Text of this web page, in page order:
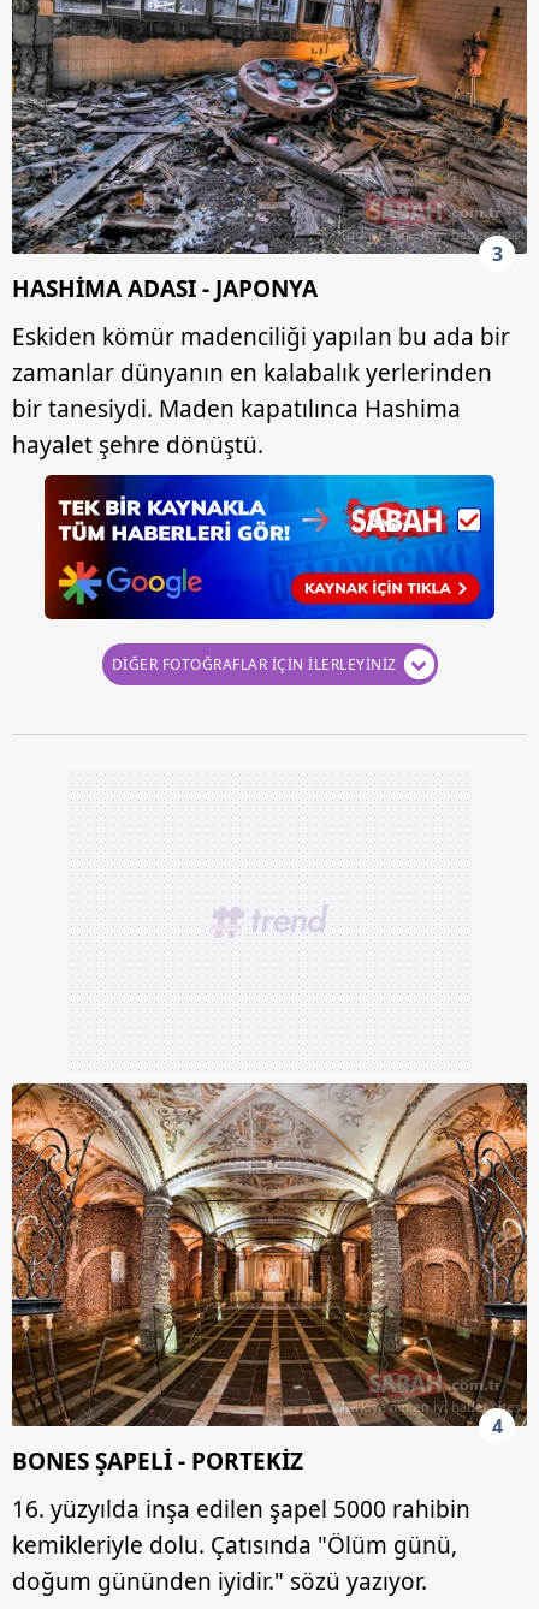
3
HASHİMA ADASI - JAPONYA
Eskiden kömür madenciliği yapılan bu ada bir
zamanlar dünyanın en kalabalık yerlerinden
bir tanesiydi. Maden kapatılınca Hashima
hayalet şehre dönüştü.
DİĞER FOTOĞRAFLAR İÇİN İLERLEYİNİZ
4
BONES ŞAPELİ - PORTEKİZ
16. yüzyılda inşa edilen şapel 5000 rahibin
kemikleriyle dolu. Çatısında "Ölüm günü,
doğum gününden iyidir." sözü yazıyor.